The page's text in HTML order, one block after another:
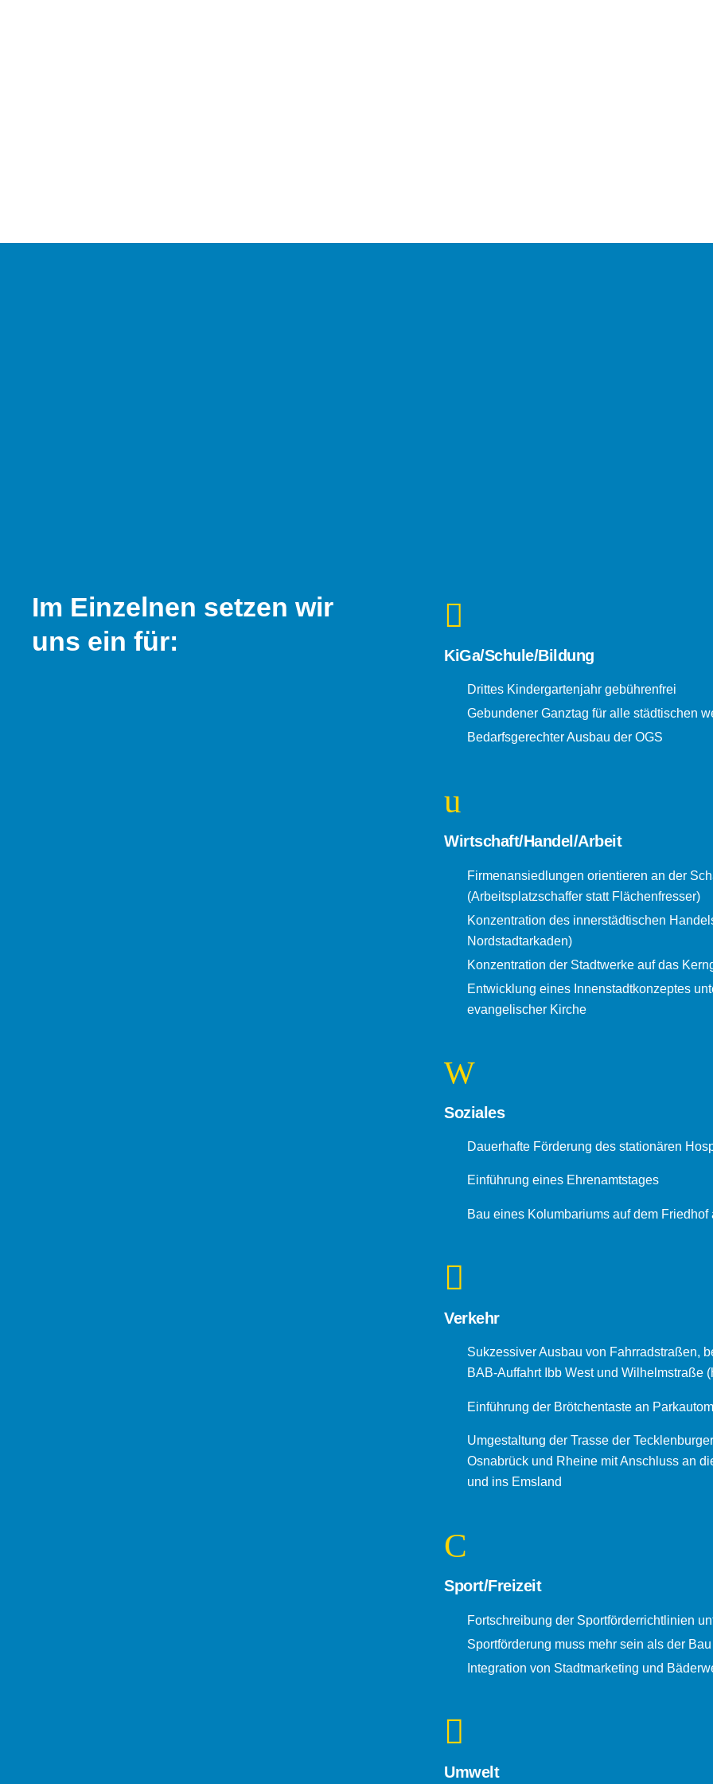
Im Einzelnen setzen wir
uns ein für:
KiGa/Schule/Bildung
Drittes Kindergartenjahr gebührenfrei
Gebundener Ganztag für alle städtischen
Bedarfsgerechter Ausbau der OGS
Wirtschaft/Handel/Arbeit
Firmenansiedlungen orientieren an der
(Arbeitsplatzschaffer statt Flächenfresser)
Konzentration des innerstädtischen
Nordstadtarkaden)
Konzentration der Stadtwerke auf das
Entwicklung eines Innenstadtkonzeptes
evangelischer Kirche
Soziales
Dauerhafte Förderung des stationären
Einführung eines Ehrenamtstages
Bau eines Kolumbariums auf dem Friedhof
Verkehr
Sukzessiver Ausbau von Fahrradstraßen,
BAB-Auffahrt Ibb West und Wilhelmstraße
Einführung der Brötchentaste an
Umgestaltung der Trasse der
Osnabrück und Rheine mit Anschluss an
und ins Emsland
Sport/Freizeit
Fortschreibung der Sportförderrichtlinien
Sportförderung muss mehr sein als der
Integration von Stadtmarketing und
Umwelt